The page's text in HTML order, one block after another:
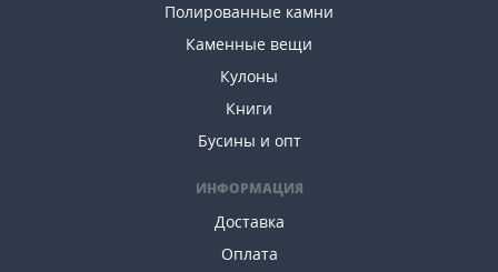
Полированные камни
Каменные вещи
Кулоны
Книги
Бусины и опт
ИНФОРМАЦИЯ
Доставка
Оплата